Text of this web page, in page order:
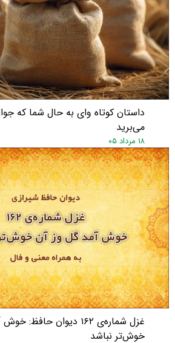
داستان کوتاه وای به حال شما که
می‌برید
۱۸ مرداد ۰۵
غزل شماره‌ی ۱۶۲ دیوان
خوش‌تر نباشد